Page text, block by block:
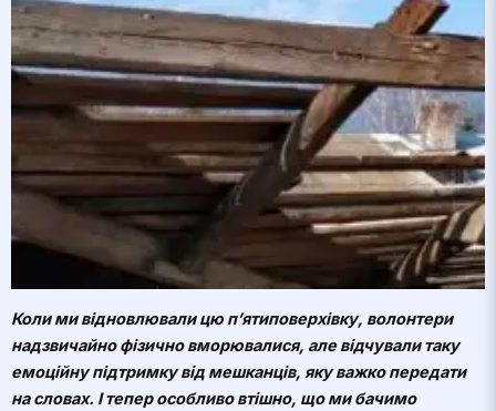
Коли ми відновлювали цю п’ятиповерхівку, волонтери
надзвичайно фізично вморювалися, але відчували таку
емоційну підтримку від мешканців, яку важко передати
на словах. І тепер особливо втішно, що ми бачимо